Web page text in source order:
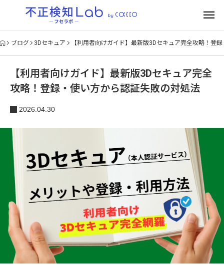
ブログ 3Dセキュア 【利用者向けガイド】最新版3Dセキュア完全攻略！登
【利用者向けガイド】最新版3Dセキュア完全
攻略！登録・使い方から認証失敗の対処法
2026.04.30